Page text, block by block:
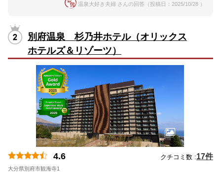
温泉大好き夫婦 さんの回答（投稿日：2025/10/28 ）
別府温泉 杉乃井ホテル（オリックス
ホテルズ＆リゾーツ）
4.6 クチコミ数 :17件
大分県別府市観海寺1